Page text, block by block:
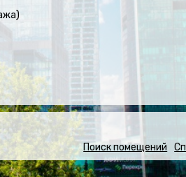
Поиск помещений